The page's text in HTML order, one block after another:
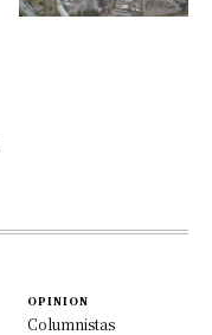
OPINION
Columnistas